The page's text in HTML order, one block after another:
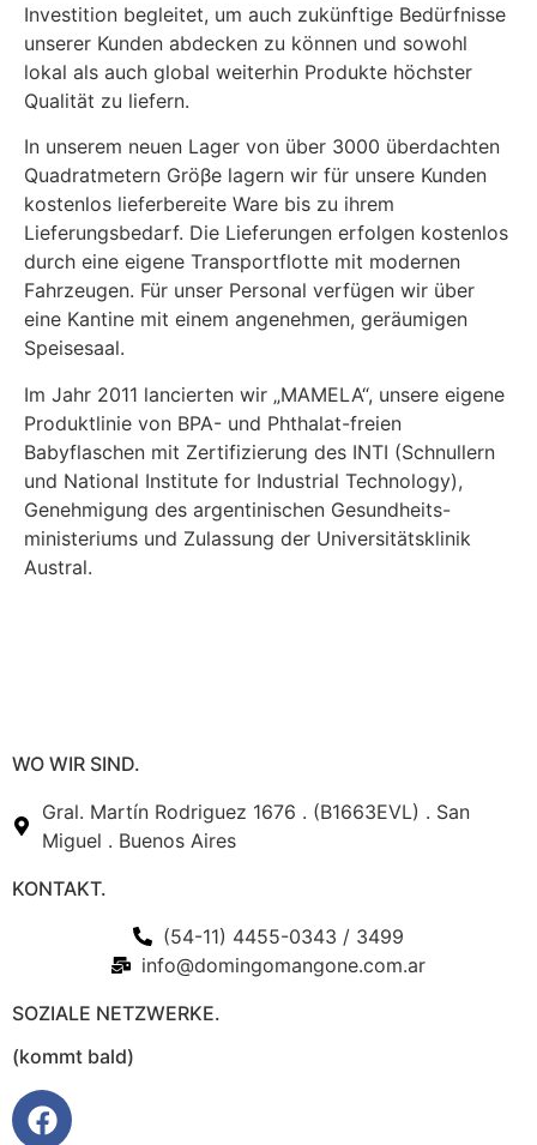
Investition begleitet, um auch zukünftige Bedürfnisse
unserer Kunden abdecken zu können und sowohl
lokal als auch global weiterhin Produkte höchster
Qualität zu liefern.
In unserem neuen Lager von über 3000 überdachten
Quadratmetern Gröβe lagern wir für unsere Kunden
kostenlos lieferbereite Ware bis zu ihrem
Lieferungsbedarf. Die Lieferungen erfolgen kostenlos
durch eine eigene Transportflotte mit modernen
Fahrzeugen. Für unser Personal verfügen wir über
eine Kantine mit einem angenehmen, geräumigen
Speisesaal.
Im Jahr 2011 lancierten wir „MAMELA“, unsere eigene
Produktlinie von BPA- und Phthalat-freien
Babyflaschen mit Zertifizierung des INTI (Schnullern
und National Institute for Industrial Technology),
Genehmigung des argentinischen Gesundheits-
ministeriums und Zulassung der Universitätsklinik
Austral.
WO WIR SIND.
Gral. Martín Rodriguez 1676 . (B1663EVL) . San
Miguel . Buenos Aires
KONTAKT.
(54-11) 4455-0343 / 3499
info@domingomangone.com.ar
SOZIALE NETZWERKE.
(kommt bald)